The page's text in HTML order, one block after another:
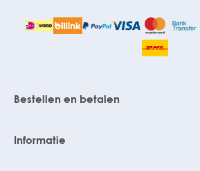
Bestellen en betalen
Informatie